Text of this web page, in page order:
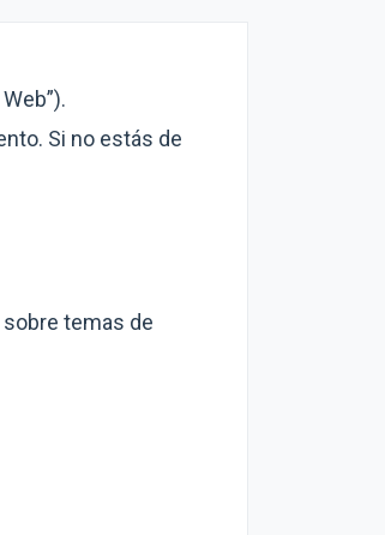
Si no estás de
temas de